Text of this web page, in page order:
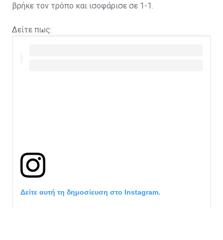
βρήκε τον τρόπο και ισοφάρισε σε 1-1.
Δείτε πως:
Δείτε αυτή τη δημοσίευση στο Instagram.